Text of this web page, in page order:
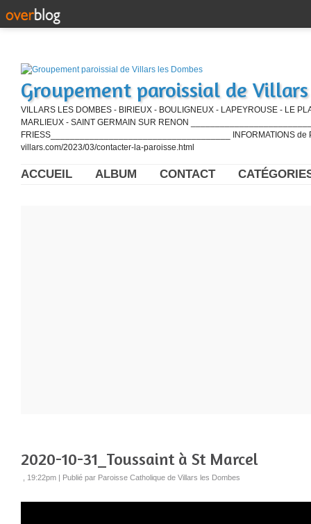
Groupement paroissial de
VILLARS LES DOMBES - BIRIEUX - BOULIGNEUX - LAPEYROUSE - LE
MARLIEUX - SAINT GERMAIN SUR RENON
FRIESS_____________________________________ INFORMATIONS de
villars.com/2023/03/contacter-la-paroisse.html
ACCUEIL ALBUM CONTACT
2020-10-31_Toussaint à St Marcel
, 19:22pm | Publié par Paroisse Catholique de Villars les Dombes